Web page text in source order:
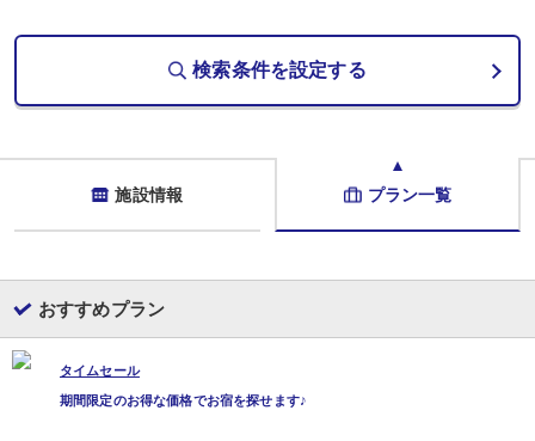
検索条件を設定する
施設情報 プラン一覧
おすすめプラン
タイムセール
期間限定のお得な価格でお宿を探せます♪